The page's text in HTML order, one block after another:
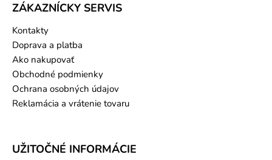
ZÁKAZNÍCKY SERVIS
Kontakty
Doprava a platba
Ako nakupovať
Obchodné podmienky
Ochrana osobných údajov
Reklamácia a vrátenie tovaru
UŽITOČNÉ INFORMÁCIE